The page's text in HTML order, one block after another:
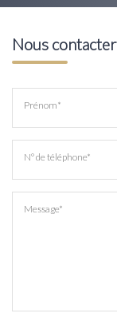
Nous contacter
Prénom*
N° de téléphone*
Message*